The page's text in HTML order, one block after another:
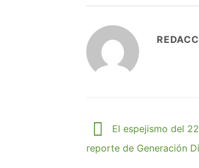
El espejismo del
reporte de Generación